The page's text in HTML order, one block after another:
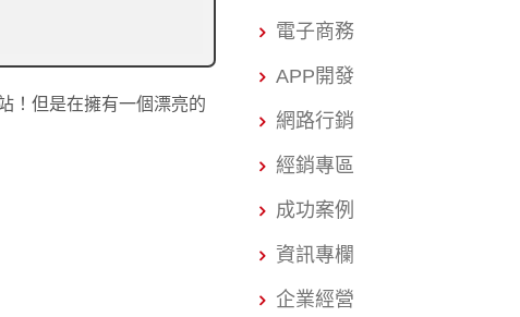
！但是在擁有一個漂亮的
電子商務
APP開發
網路行銷
經銷專區
成功案例
資訊專欄
企業經營